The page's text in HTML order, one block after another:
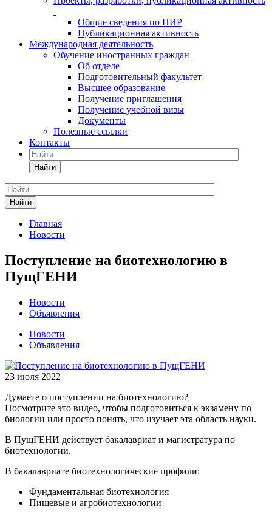
Общие сведения по НИР
Публикационная активность
Международная деятельность
Обучение иностранных граждан
Об отделе
Подготовительный факультет
Высшее образование
Получение приглашения
Получение учебной визы
Документы
Полезные ссылки
Контакты
Найти
Найти
Главная
Новости
Поступление на биотехнологию в
ПущГЕНИ
Новости
Объявления
Новости
Объявления
23 июля 2022
Думаете о поступлении на биотехнологию?
Посмотрите это видео, чтобы подготовиться к экзамену по
биологии или просто понять, что изучает эта область науки.
В ПущГЕНИ действует бакалавриат и магистратура по
биотехнологии.
В бакалавриате биотехнологические профили:
Фундаментальная биотехнология
Пищевые и агробиотехнологии